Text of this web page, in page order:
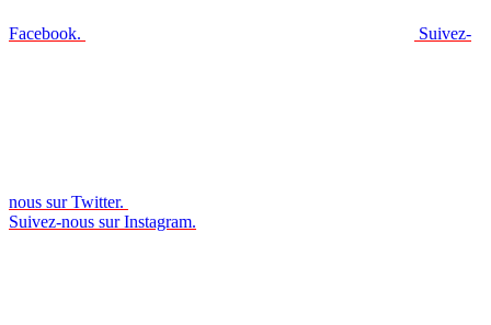
Facebook. Suivez-
nous sur Twitter.
Suivez-nous sur Instagram.